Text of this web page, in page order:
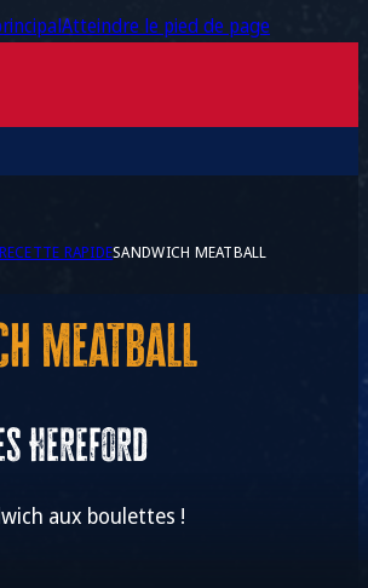
Atteindre le pied de page
RECETTE RAPIDESANDWICH MEATBALL
meatball
Hereford
aux boulettes !